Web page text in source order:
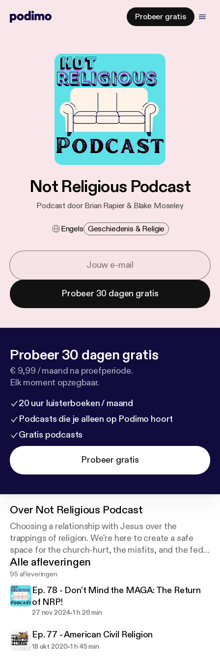
Probeer gratis
Not Religious Podcast
Podcast door Brian Rapier & Blake Moseley
Engels Geschiedenis & Religie
Probeer 30 dagen gratis
Probeer 30 dagen gratis
€ 9,99 / maand na proefperiode.
Elk moment opzegbaar.
20 uur luisterboeken / maand
Podcasts die je alleen op Podimo hoort
Gratis podcasts
Probeer gratis
Over Not Religious Podcast
Choosing a relationship with Jesus over the
trappings of religion. We're here to create a safe
space for the church-hurt, the misfits, and the fed-
up. We also love conspiracy theories. 🛸
Alle afleveringen
95 afleveringen
Ep. 78 - Don't Mind the MAGA: The Return
of NRP!
27 nov 2024-1 h 26 min
Ep. 77 - American Civil Religion
18 okt 2020-1 h 45 min